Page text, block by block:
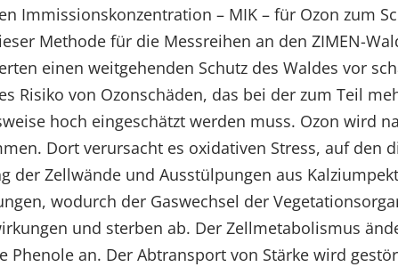
Immissionskonzentration – MIK – für Ozon zum
Methode für die Messreihen an den ZIMEN-
einen weitgehenden Schutz des Waldes vor
Risiko von Ozonschäden, das bei der zum Teil
hoch eingeschätzt werden muss. Ozon wird
Dort verursacht es oxidativen Stress, auf
der Zellwände und Ausstülpungen aus
wodurch der Gaswechsel der
und sterben ab. Der Zellmetabolismus
Phenole an. Der Abtransport von Stärke wird